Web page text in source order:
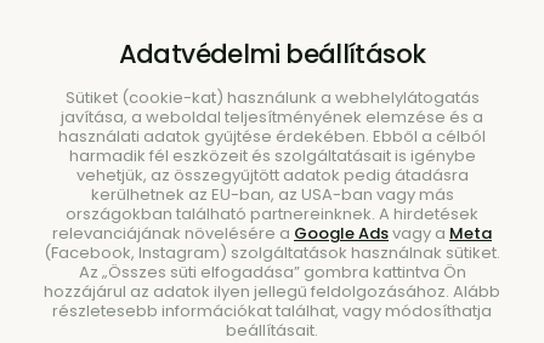
Keresés
Adatvédelmi beállítások
Sütiket (cookie-kat) használunk a webhelylátogatás
javítása, a weboldal teljesítményének elemzése és a
használati adatok gyűjtése érdekében. Ebből a célból
harmadik fél eszközeit és szolgáltatásait is igénybe
vehetjük, az összegyűjtött adatok pedig átadásra
kerülhetnek az EU-ban, az USA-ban vagy más
országokban található partnereinknek. A hirdetések
relevanciájának növelésére a Google Adsvagy a Meta
(Facebook, Instagram) szolgáltatások használnak sütiket.
Az „Összes süti elfogadása” gombra kattintva Ön
hozzájárul az adatok ilyen jellegű feldolgozásához. Alább
részletesebb információkat találhat, vagy módosíthatja
beállításait.